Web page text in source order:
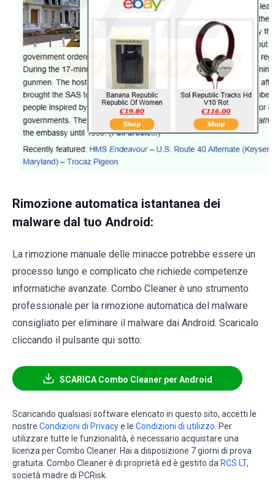
Rimozione automatica istantanea dei
malware dal tuo Android:
La rimozione manuale delle minacce potrebbe essere un
processo lungo e complicato che richiede competenze
informatiche avanzate. Combo Cleaner è uno strumento
professionale per la rimozione automatica del malware
consigliato per eliminare il malware dai Android. Scaricalo
cliccando il pulsante qui sotto:
SCARICA Combo Cleaner per Android
Scaricando qualsiasi software elencato in questo sito, accetti le
nostre Condizioni di Privacye le Condizioni di utilizzo . Per
utilizzare tutte le funzionalità, è necessario acquistare una
licenza per Combo Cleaner. Hai a disposizione 7 giorni di prova
gratuita. Combo Cleaner è di proprietà ed è gestito da RCS LT,
società madre di PCRisk.